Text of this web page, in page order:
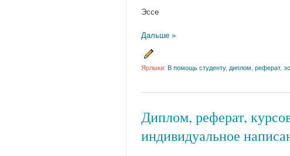
Эссе
Дальше »
Ярлыки: В помощь студенту, диплом реферат,
Диплом, реферат,
индивидуальное